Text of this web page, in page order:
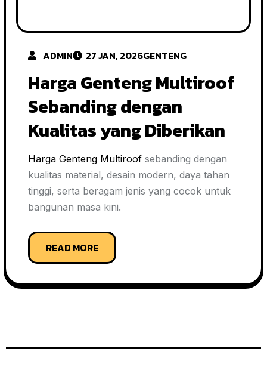
ADMIN 27 JAN, 2026GENTENG
Harga Genteng Multiroof
Sebanding dengan
Kualitas yang Diberikan
Harga Genteng Multiroof sebanding dengan
kualitas material, desain modern, daya tahan
tinggi, serta beragam jenis yang cocok untuk
bangunan masa kini.
READ MORE